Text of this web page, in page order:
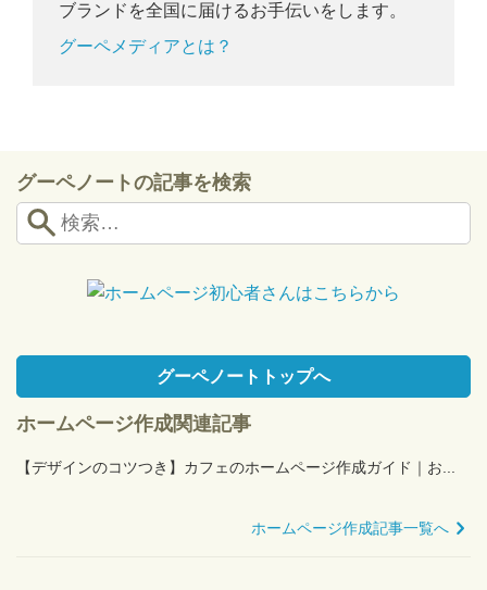
ブランドを全国に届けるお手伝いをします。
グーペメディアとは？
グーペノートの記事を検索
グーペノートトップへ
ホームページ作成関連記事
【デザインのコツつき】カフェのホームページ作成ガイド｜お...
ホームページ作成記事一覧へ